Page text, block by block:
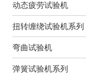
动态疲劳试验机
扭转缠绕试验机系列
弯曲试验机
弹簧试验机系列